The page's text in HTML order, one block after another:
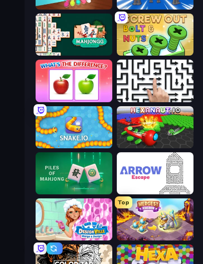
Tangle Master Numbers Arena
Mahjongg Solitaire Screw Out: Bolts and Nuts
What's The Difference? Arrow Escape: Puzzle
Snake.io Hexanaut.io
Piles of Mahjong Arrow Escape
Designville: Merge & Design
Top
Mergest Kingdom